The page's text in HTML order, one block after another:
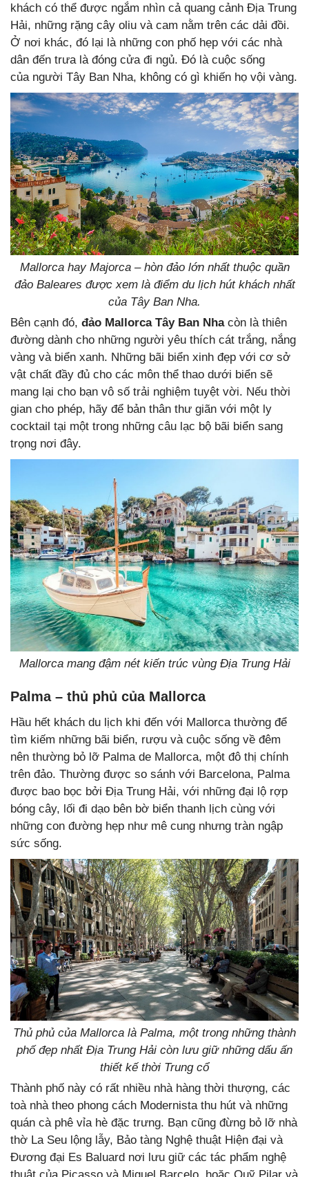
khách có thể được ngắm nhìn cả quang cảnh Địa Trung
Hải, những rặng cây oliu và cam nằm trên các dải đồi.
Ở nơi khác, đó lại là những con phố hẹp với các nhà
dân đến trưa là đóng cửa đi ngủ. Đó là cuộc sống
của người Tây Ban Nha, không có gì khiến họ vội vàng.
Mallorca hay Majorca – hòn đảo lớn nhất thuộc quần
đảo Baleares được xem là điểm du lịch hút khách nhất
của Tây Ban Nha.
Bên cạnh đó, đảo Mallorca Tây Ban Nhacòn là thiên
đường dành cho những người yêu thích cát trắng, nắng
vàng và biển xanh. Những bãi biển xinh đẹp với cơ sở
vật chất đầy đủ cho các môn thể thao dưới biển sẽ
mang lại cho bạn vô số trải nghiệm tuyệt vời. Nếu thời
gian cho phép, hãy để bản thân thư giãn với một ly
cocktail tại một trong những câu lạc bộ bãi biển sang
trọng nơi đây.
Mallorca mang đậm nét kiến trúc vùng Địa Trung Hải
Palma – thủ phủ của Mallorca
Hầu hết khách du lịch khi đến với Mallorca thường để
tìm kiếm những bãi biển, rượu và cuộc sống về đêm
nên thường bỏ lỡ Palma de Mallorca, một đô thị chính
trên đảo. Thường được so sánh với Barcelona, ​​Palma
được bao bọc bởi Địa Trung Hải, với những đại lộ rợp
bóng cây, lối đi dạo bên bờ biển thanh lịch cùng với
những con đường hẹp như mê cung nhưng tràn ngập
sức sống.
Thủ phủ của Mallorca là Palma, một trong những thành
phố đẹp nhất Địa Trung Hải còn lưu giữ những dấu ấn
thiết kế thời Trung cổ
Thành phố này có rất nhiều nhà hàng thời thượng, các
toà nhà theo phong cách Modernista thu hút và những
quán cà phê vỉa hè đặc trưng. Bạn cũng đừng bỏ lỡ nhà
thờ La Seu lộng lẫy, Bảo tàng Nghệ thuật Hiện đại và
Đương đại Es Baluard nơi lưu giữ các tác phẩm nghệ